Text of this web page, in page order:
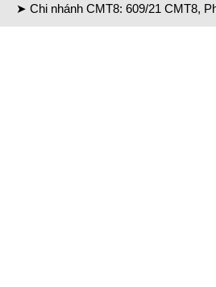
➤ Chi nhánh CMT8: 609/21 CMT8,